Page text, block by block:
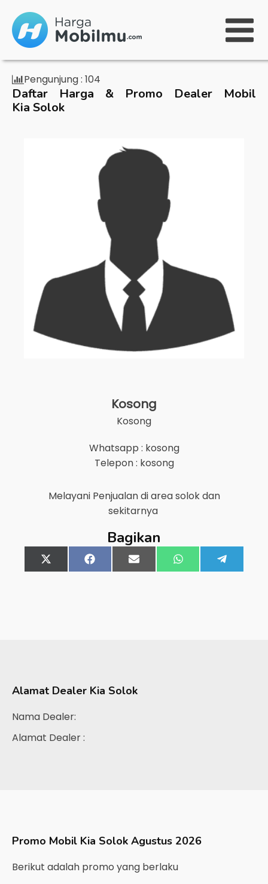
Pengunjung : 104
Daftar Harga & Promo Dealer Mobil
Kia Solok
Kosong
Kosong
Whatsapp : kosong
Telepon : kosong
Melayani Penjualan di areasolokdan
sekitarnya
Bagikan
Share
on
X
(Twitter)
Share
on
FacebookShare
on
Email Share
on
WhatsApp
on
Alamat Dealer Kia Solok
Nama Dealer:
Alamat Dealer :
Promo Mobil Kia Solok Agustus 2026
Berikut adalah promo yang berlaku